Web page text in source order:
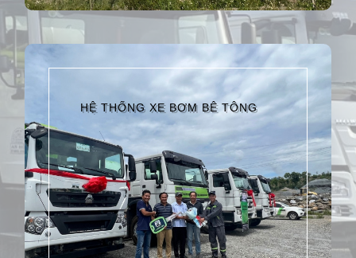
HỆ THỐNG XE BƠM BÊ TÔNG